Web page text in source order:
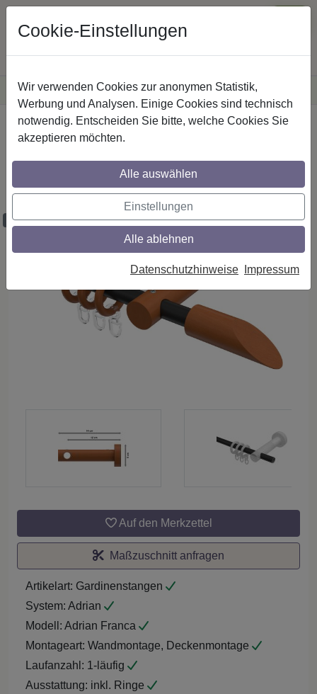
VersandkostenfreieLieferung innerhalb Deutschlands
Sichere Zahlung
Startseite Gardinenstangen Metall / Holz
mm Ø, 1-läufig, Modell ADRIAN - Franca
Schwarz / Kirschbaum lackiert
Maßzuschnitt möglich
Auf den Merkzettel
Maßzuschnitt anfragen
Artikelart: Gardinenstangen
System: Adrian
Modell: Adrian Franca
Montageart: Wandmontage, Deckenmontage
Laufanzahl: 1-läufig
Ausstattung: inkl. Ringe
Cookie-Einstellungen
Wir verwenden Cookies zur anonymen Statistik,
Werbung und Analysen. Einige Cookies sind technisch
notwendig. Entscheiden Sie bitte, welche Cookies Sie
akzeptieren möchten.
Alle auswählen
Einstellungen
Alle ablehnen
Datenschutzhinweise Impressum